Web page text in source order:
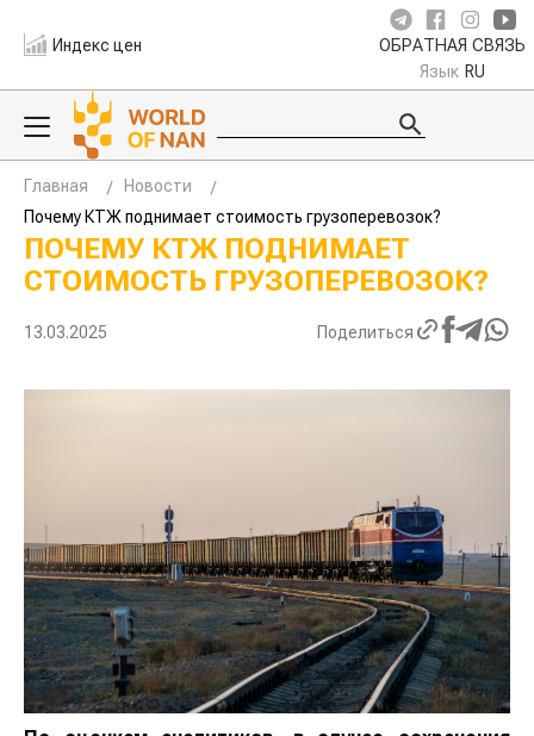
Индекс цен ОБРАТНАЯ СВЯЗЬ
Язык RU
Главная
Новости
Почему КТЖ поднимает стоимость грузоперевозок?
ПОЧЕМУ КТЖ ПОДНИМАЕТ
СТОИМОСТЬ ГРУЗОПЕРЕВОЗОК?
13.03.2025 Поделиться